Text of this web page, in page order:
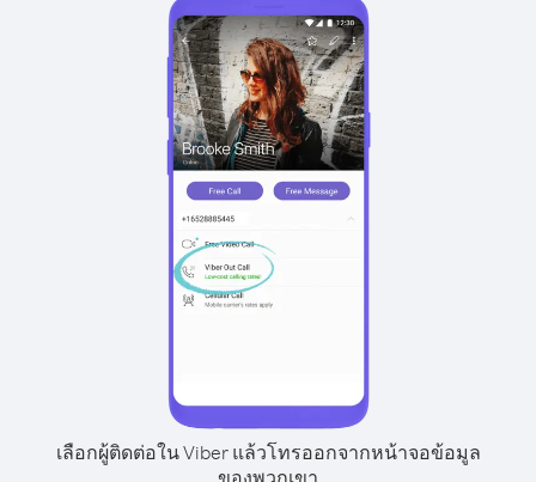
เลือกผู้ติดต่อใน Viber แล้วโทรออกจากหน้าจอข้อมูล
ของพวกเขา